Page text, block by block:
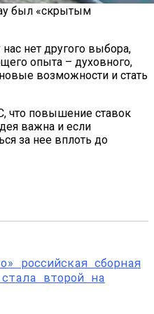
TV Box — Мощная ТВ-
был «скрытым
нет другого выбора,
опыта – духовного,
возможности и стать
что повышение ставок
важна и если
за нее вплоть до